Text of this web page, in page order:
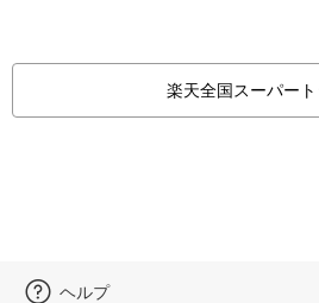
楽天全国スーパー
ヘルプ